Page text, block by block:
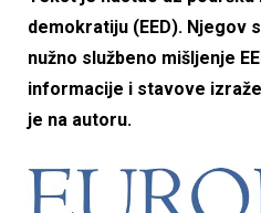
demokratiju (EED). Njegov
nužno službeno mišljenje
informacije i stavove
je na autoru.